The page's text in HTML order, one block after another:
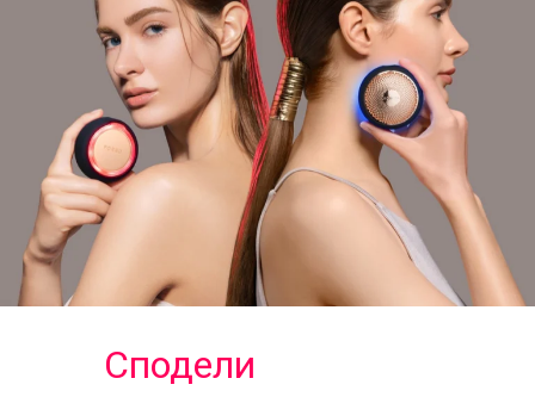
Сподели